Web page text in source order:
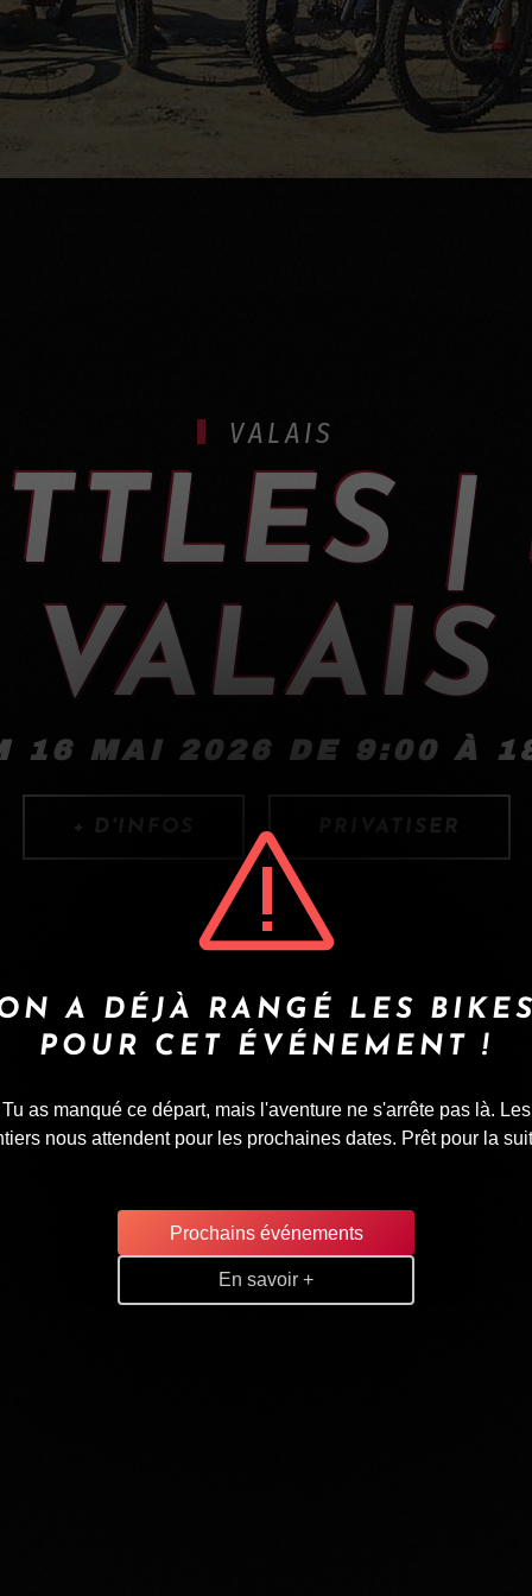
VALAIS
|
VALAIS
16 MAI 2026 DE 9:00 À
+ D'INFOS PRIVATISER
A DÉJÀ RANGÉ LES
POUR CET ÉVÉNEMENT !
Tu as manqué ce départ, mais l'aventure ne s'arrête pas là. Les
nous attendent pour les prochaines dates. Prêt pour la
Prochains événements
En savoir +